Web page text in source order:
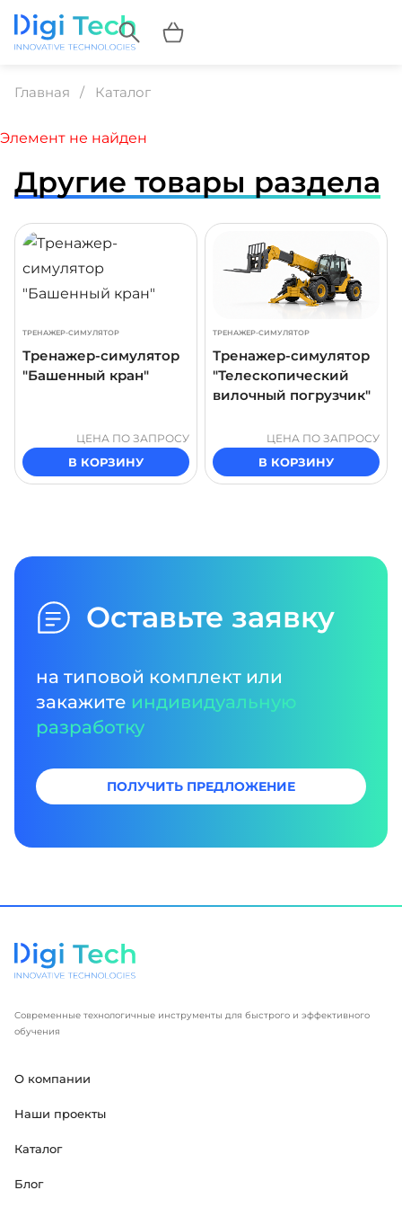
Главная Каталог
Элемент не найден
Другие товары раздела
ТРЕНАЖЕР-СИМУЛЯТОР
Тренажер-симулятор
"Башенный кран"
ЦЕНА ПО ЗАПРОСУ
В КОРЗИНУ
ТРЕНАЖЕР-СИМУЛЯТОР
Тренажер-симулятор
"Телескопический
вилочный погрузчик"
ЦЕНА ПО ЗАПРОСУ
В КОРЗИНУ
ПОДРОБНЕЕ
Оставьте заявку
на типовой комплект или
закажите индивидуальную
разработку
ПОЛУЧИТЬ ПРЕДЛОЖЕНИЕ
Современные технологичные инструменты для быстрого и эффективного
обучения
О компании
Наши проекты
Каталог
Блог